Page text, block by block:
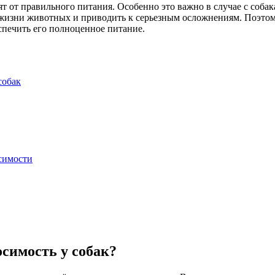
от правильного питания. Особенно это важно в случае с
животных и приводить к серьезным осложнениям.
его полноценное питание.
у собак?